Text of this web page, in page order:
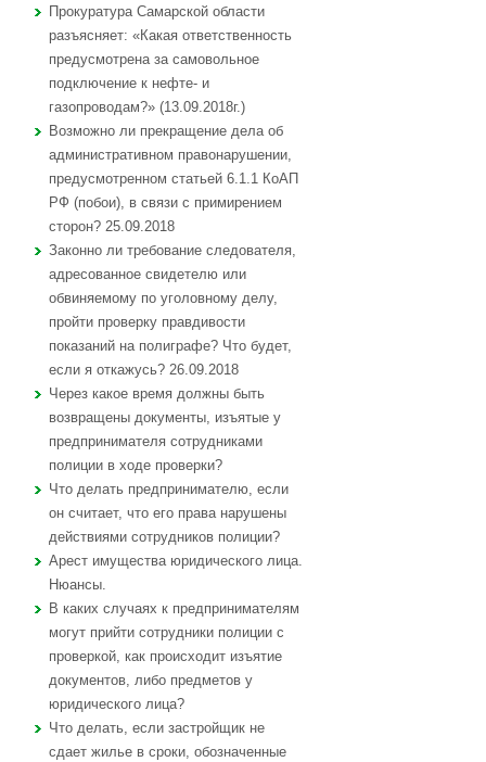
Прокуратура Самарской области
разъясняет: «Какая ответственность
предусмотрена за самовольное
подключение к нефте- и
газопроводам?» (13.09.2018г.)
Возможно ли прекращение дела об
административном правонарушении,
предусмотренном статьей 6.1.1 КоАП
РФ (побои), в связи с примирением
сторон? 25.09.2018
Законно ли требование следователя,
адресованное свидетелю или
обвиняемому по уголовному делу,
пройти проверку правдивости
показаний на полиграфе? Что будет,
если я откажусь? 26.09.2018
Через какое время должны быть
возвращены документы, изъятые у
предпринимателя сотрудниками
полиции в ходе проверки?
Что делать предпринимателю, если
он считает, что его права нарушены
действиями сотрудников полиции?
Арест имущества юридического лица.
Нюансы.
В каких случаях к предпринимателям
могут прийти сотрудники полиции с
проверкой, как происходит изъятие
документов, либо предметов у
юридического лица?
Что делать, если застройщик не
сдает жилье в сроки, обозначенные